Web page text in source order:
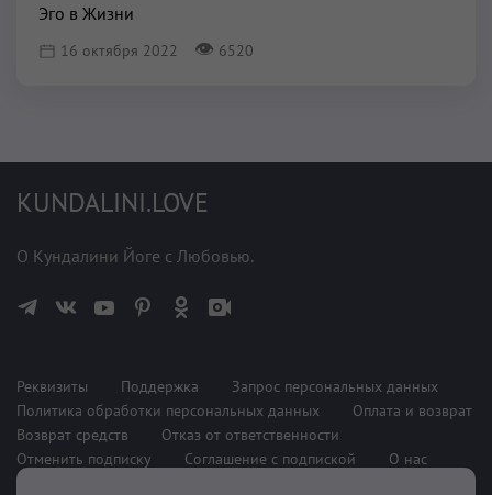
Эго в Жизни
16 октября 2022 👁 6520
KUNDALINI.LOVE
О Кундалини Йоге с Любовью.
Реквизиты Поддержка
Запрос персональных данных
Политика обработки персональных данных
Оплата и возврат
Возврат средств
Отказ от ответственности
Отменить подписку
Соглашение с подпиской О нас